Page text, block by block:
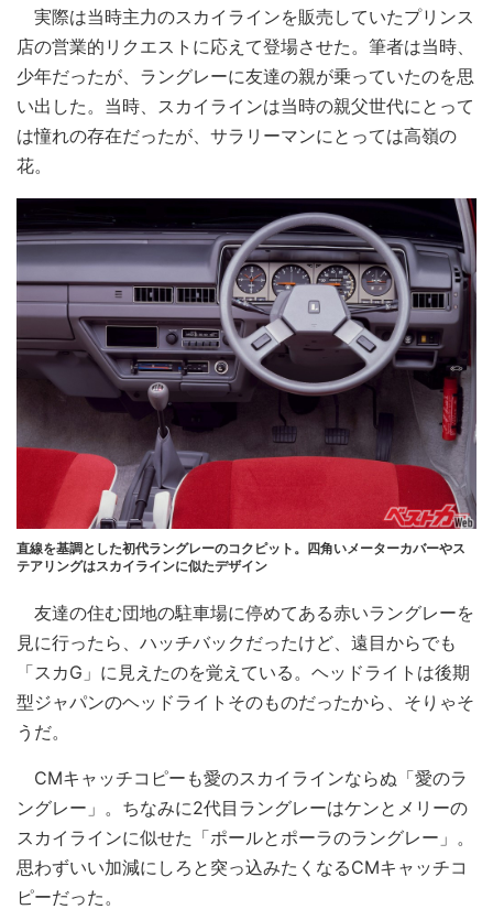
実際は当時主力のスカイラインを販売していたプリンス
店の営業的リクエストに応えて登場させた。筆者は当時、
少年だったが、ラングレーに友達の親が乗っていたのを思
い出した。当時、スカイラインは当時の親父世代にとって
は憧れの存在だったが、サラリーマンにとっては高嶺の
花。
直線を基調とした初代ラングレーのコクピット。四角いメーターカバーやス
テアリングはスカイラインに似たデザイン
友達の住む団地の駐車場に停めてある赤いラングレーを
見に行ったら、ハッチバックだったけど、遠目からでも
「スカG」に見えたのを覚えている。ヘッドライトは後期
型ジャパンのヘッドライトそのものだったから、そりゃそ
うだ。
CMキャッチコピーも愛のスカイラインならぬ「愛のラ
ングレー」。ちなみに2代目ラングレーはケンとメリーの
スカイラインに似せた「ポールとポーラのラングレー」。
思わずいい加減にしろと突っ込みたくなるCMキャッチコ
ピーだった。